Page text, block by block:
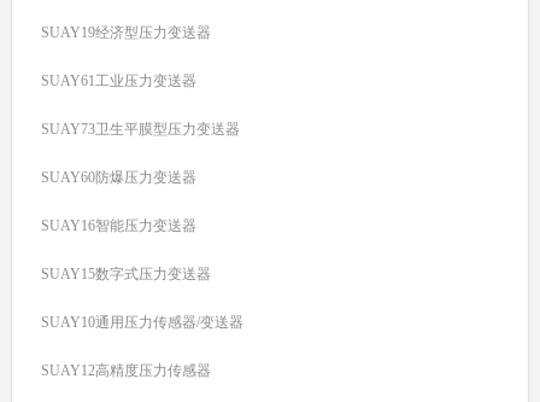
SUAY19经济型压力变送器
SUAY61工业压力变送器
SUAY73卫生平膜型压力变送器
SUAY60防爆压力变送器
SUAY16智能压力变送器
SUAY15数字式压力变送器
SUAY10通用压力传感器/变送器
SUAY12高精度压力传感器